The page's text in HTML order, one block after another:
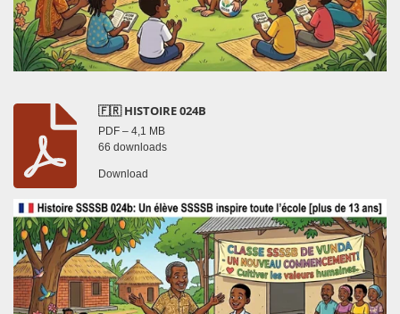
🇫🇷 HISTOIRE 024B
PDF – 4,1 MB
66 downloads
Download